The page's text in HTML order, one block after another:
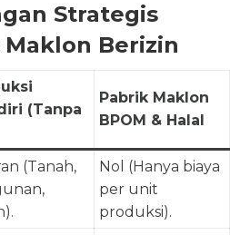
Strategis
Berizin
(Tanpa
Pabrik Maklon
BPOM & Halal
(Tanah,
Nol (Hanya biaya
per unit
produksi).